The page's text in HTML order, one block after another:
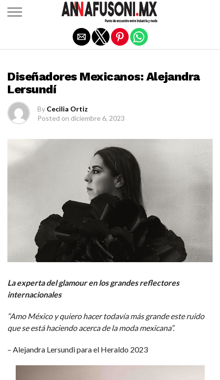
Diseñadores Mexicanos: Alejandra
Lersundí
By Cecilia Ortiz
Posted on diciembre 6, 2023
La experta del glamour en los grandes reflectores
internacionales
“Amo México y quiero hacer todavía más grande este ruido
que se está haciendo acerca de la moda mexicana”.
– Alejandra Lersundi para el Heraldo 2023
Salir de la versión móvil